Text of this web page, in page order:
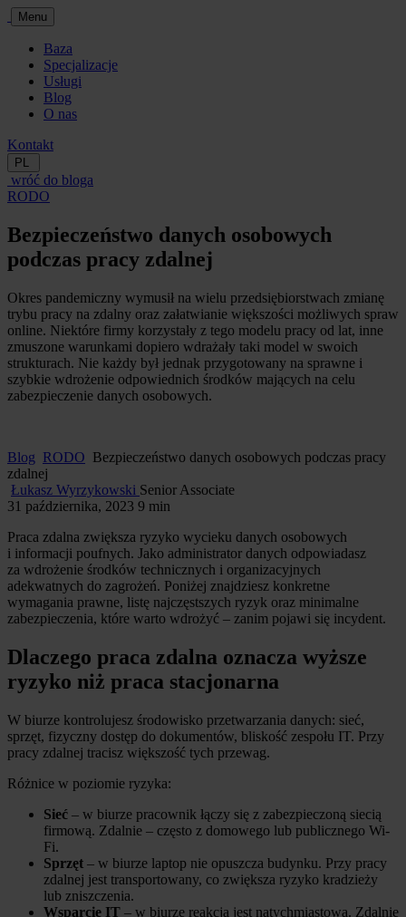
Menu
Baza
Specjalizacje
Usługi
Blog
O nas
Kontakt
PL
wróć do bloga
RODO
Bezpieczeństwo danych osobowych
podczas pracy zdalnej
Okres pandemiczny wymusił na wielu przedsiębiorstwach zmianę
trybu pracy na zdalny oraz załatwianie większości możliwych spraw
online. Niektóre firmy korzystały z tego modelu pracy od lat, inne
zmuszone warunkami dopiero wdrażały taki model w swoich
strukturach. Nie każdy był jednak przygotowany na sprawne i
szybkie wdrożenie odpowiednich środków mających na celu
zabezpieczenie danych osobowych.
Blog RODO Bezpieczeństwo danych osobowych podczas pracy
zdalnej
Łukasz Wyrzykowski Senior Associate
31 października, 2023 9 min
Praca zdalna zwiększa ryzyko wycieku danych osobowych
i informacji poufnych. Jako administrator danych odpowiadasz
za wdrożenie środków technicznych i organizacyjnych
adekwatnych do zagrożeń. Poniżej znajdziesz konkretne
wymagania prawne, listę najczęstszych ryzyk oraz minimalne
zabezpieczenia, które warto wdrożyć – zanim pojawi się incydent.
Dlaczego praca zdalna oznacza wyższe
ryzyko niż praca stacjonarna
W biurze kontrolujesz środowisko przetwarzania danych: sieć,
sprzęt, fizyczny dostęp do dokumentów, bliskość zespołu IT. Przy
pracy zdalnej tracisz większość tych przewag.
Różnice w poziomie ryzyka:
Sieć – w biurze pracownik łączy się z zabezpieczoną siecią
firmową. Zdalnie – często z domowego lub publicznego Wi-
Fi.
Sprzęt – w biurze laptop nie opuszcza budynku. Przy pracy
zdalnej jest transportowany, co zwiększa ryzyko kradzieży
lub zniszczenia.
Wsparcie IT – w biurze reakcja jest natychmiastowa. Zdalnie